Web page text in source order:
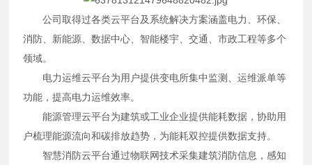
公司取得过各类云平台及系统解决方案涵盖电力、环保、
消防、新能源、数据中心、智能楼宇、交通、市政工程等多个
领域。
电力运维云平台为用户提供变电所集中监测、运维派单等
功能，提高电力运维效率。
能源管理云平台为建筑或工业企业提供能耗数据，协助用
户梳理能源流向和碳排放趋势，为能耗双控提供数据支持。
智慧消防云平台通过物联网技术采集建筑消防信息，感知